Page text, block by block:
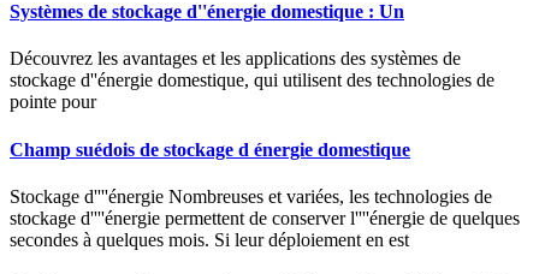
Systèmes de stockage d''énergie domestique : Un
Découvrez les avantages et les applications des systèmes de
stockage d''énergie domestique, qui utilisent des technologies de
pointe pour
Champ suédois de stockage d énergie domestique
Stockage d''''énergie Nombreuses et variées, les technologies de
stockage d''''énergie permettent de conserver l''''énergie de quelques
secondes à quelques mois. Si leur déploiement en est